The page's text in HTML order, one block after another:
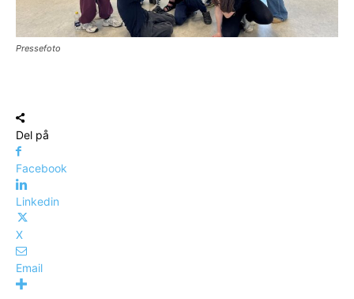
Pressefoto
Del på
Facebook
Linkedin
X
Email